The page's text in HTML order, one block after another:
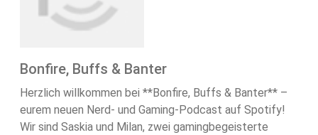
Bonfire, Buffs & Banter
Herzlich willkommen bei **Bonfire, Buffs & Banter** –
eurem neuen Nerd- und Gaming-Podcast auf Spotify!
Wir sind Saskia und Milan, zwei gamingbegeisterte